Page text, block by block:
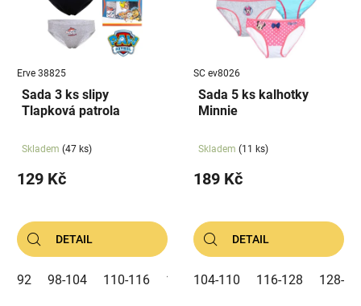
Erve 38825
Sada 3 ks slipy
Tlapková patrola
Skladem (47 ks)
129 Kč
DETAIL
92 98-104 110-116 122-128
SC ev8026
Sada 5 ks kalhotky
Minnie
Skladem (11 ks)
189 Kč
DETAIL
104-110 116-128 128-